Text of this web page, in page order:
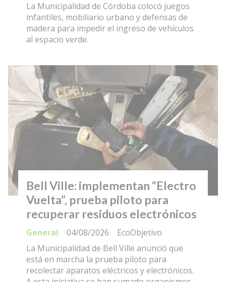
La Municipalidad de Córdoba colocó juegos
infantiles, mobiliario urbano y defensas de
madera para impedir el ingreso de vehículos
al espacio verde.
Bell Ville: implementan “Electro
Vuelta”, prueba piloto para
recuperar residuos electrónicos
EcoObjetivo
General
04/08/2026
La Municipalidad de Bell Ville anunció que
está en marcha la prueba piloto para
recolectar aparatos eléctricos y electrónicos.